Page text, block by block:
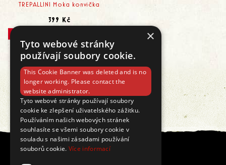
TREPALLINI Moka konvička
399 Kč
Načíst další
×
Tyto webové stránky
používají soubory cookie.
This Cookie Banner was deleted and is no
longer working. Please contact the
website administrator.
Tyto webové stránky používají soubory
cookie ke zlepšení uživatelského zážitku.
Používáním našich webových stránek
souhlasíte se všemi soubory cookie v
souladu s našimi zásadami používání
souborů cookie. Více informací